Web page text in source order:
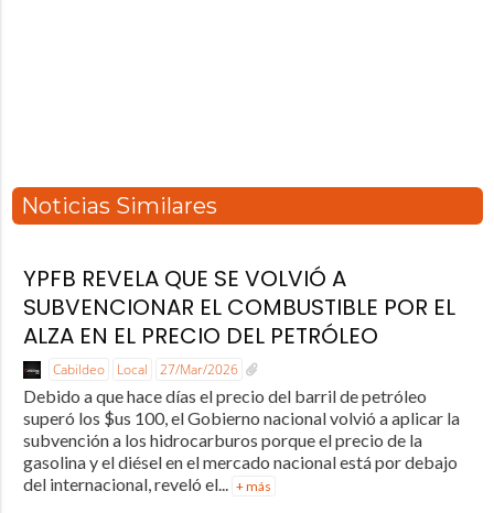
Noticias Similares
YPFB REVELA QUE SE VOLVIÓ A
SUBVENCIONAR EL COMBUSTIBLE POR EL
ALZA EN EL PRECIO DEL PETRÓLEO
Cabildeo Local 27/Mar/2026
Debido a que hace días el precio del barril de petróleo
superó los $us 100, el Gobierno nacional volvió a aplicar la
subvención a los hidrocarburos porque el precio de la
gasolina y el diésel en el mercado nacional está por debajo
del internacional, reveló el... + más